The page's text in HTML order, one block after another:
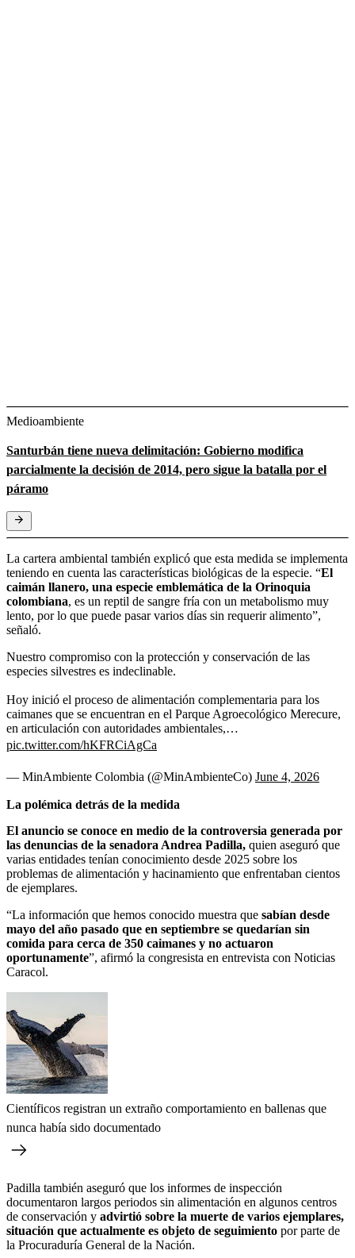
Medioambiente
Santurbán tiene nueva delimitación: Gobierno modifica
parcialmente la decisión de 2014, pero sigue la batalla por el
páramo
La cartera ambiental también explicó que esta medida se implementa
teniendo en cuenta las características biológicas de la especie. “El
caimán llanero, una especie emblemática de la Orinoquia
colombiana, es un reptil de sangre fría con un metabolismo muy
lento, por lo que puede pasar varios días sin requerir alimento”,
señaló.
Nuestro compromiso con la protección y conservación de las
especies silvestres es indeclinable.
Hoy inició el proceso de alimentación complementaria para los
caimanes que se encuentran en el Parque Agroecológico Merecure,
en articulación con autoridades ambientales,…
pic.twitter.com/hKFRCiAgCa
— MinAmbiente Colombia (@MinAmbienteCo) June 4, 2026
La polémica detrás de la medida
El anuncio se conoce en medio de la controversia generada por
las denuncias de la senadora Andrea Padilla, quien aseguró que
varias entidades tenían conocimiento desde 2025 sobre los
problemas de alimentación y hacinamiento que enfrentaban cientos
de ejemplares.
“La información que hemos conocido muestra que sabían desde
mayo del año pasado que en septiembre se quedarían sin
comida para cerca de 350 caimanes y no actuaron
oportunamente”, afirmó la congresista en entrevista con Noticias
Caracol.
Científicos registran un extraño comportamiento en ballenas que
nunca había sido documentado
Padilla también aseguró que los informes de inspección
documentaron largos periodos sin alimentación en algunos centros
de conservación y advirtió sobre la muerte de varios ejemplares,
situación que actualmente es objeto de seguimiento por parte de
la Procuraduría General de la Nación.